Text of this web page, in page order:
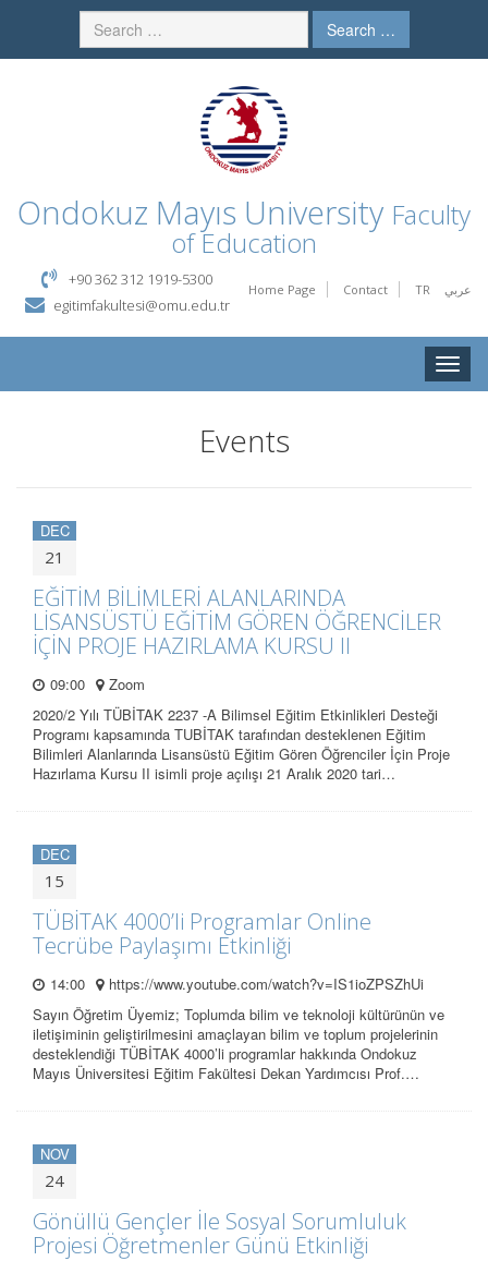
Search …
Ondokuz Mayıs University Faculty
of Education
Home Page Contact TR عربي
+90 362 312 1919-5300
egitimfakultesi@omu.edu.tr
Toggle
Events
DEC
21
EĞİTİM BİLİMLERİ ALANLARINDA
LİSANSÜSTÜ EĞİTİM GÖREN ÖĞRENCİLER
İÇİN PROJE HAZIRLAMA KURSU II
09:00
Zoom
2020/2 Yılı TÜBİTAK 2237 -A Bilimsel Eğitim Etkinlikleri Desteği
Programı kapsamında TUBİTAK tarafından desteklenen Eğitim
Bilimleri Alanlarında Lisansüstü Eğitim Gören Öğrenciler İçin Proje
Hazırlama Kursu II isimli proje açılışı 21 Aralık 2020 tari…
DEC
15
TÜBİTAK 4000’li Programlar Online
Tecrübe Paylaşımı Etkinliği
14:00
https://www.youtube.com/watch?v=IS1ioZPSZhUi
Sayın Öğretim Üyemiz; Toplumda bilim ve teknoloji kültürünün ve
iletişiminin geliştirilmesini amaçlayan bilim ve toplum projelerinin
desteklendiği TÜBİTAK 4000’li programlar hakkında Ondokuz
Mayıs Üniversitesi Eğitim Fakültesi Dekan Yardımcısı Prof.…
NOV
24
Gönüllü Gençler İle Sosyal Sorumluluk
Projesi Öğretmenler Günü Etkinliği